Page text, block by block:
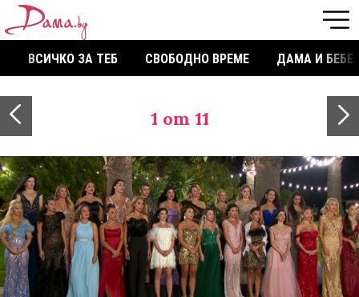
ВСИЧКО ЗА ТЕБ СВОБОДНО ВРЕМЕ ДАМА И БЕБЕ
1 от 11